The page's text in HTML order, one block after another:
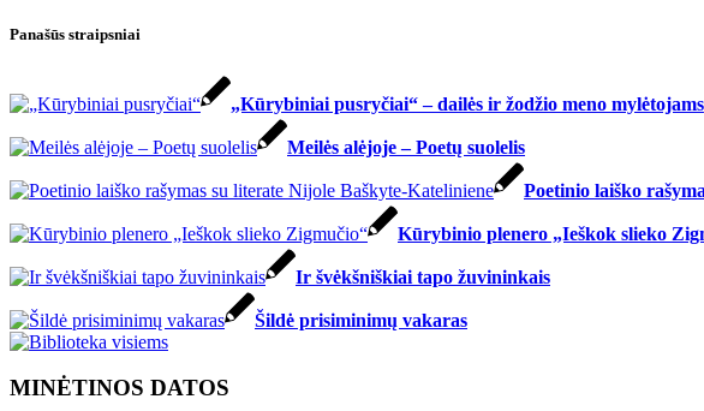
Panašūs straipsniai
„Kūrybiniai pusryčiai“ – dailės ir žodžio meno mylėtojams
Meilės alėjoje – Poetų suolelis
Poetinio laiško
Kūrybinio plenero „Ieškok slieko
Ir švėkšniškiai tapo žuvininkais
Šildė prisiminimų vakaras
MINĖTINOS DATOS